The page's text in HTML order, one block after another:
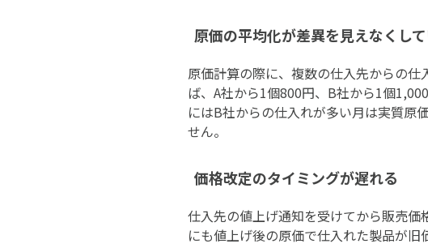
原価の平均化が差異を見えなくし
原価計算の際に、複数の仕入先からの
ば、A社から1個800円、B社から1個
にはB社からの仕入れが多い月は実質原
せん。
価格改定のタイミングが遅れる
仕入先の値上げ通知を受けてから販売
にも値上げ後の原価で仕入れた製品が